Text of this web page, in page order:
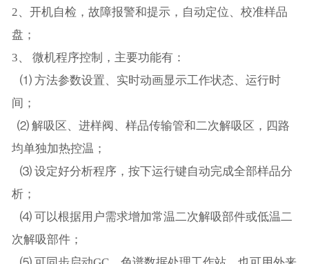
2、开机自检，故障报警和提示，自动定位、校准样品
盘；
3、 微机程序控制，主要功能有：
⑴ 方法参数设置、实时动画显示工作状态、运行时
间；
⑵ 解吸区、进样阀、样品传输管和二次解吸区，四路
均单独加热控温；
⑶ 设定好分析程序，按下运行键自动完成全部样品分
析；
⑷ 可以根据用户需求增加常温二次解吸部件或低温二
次解吸部件；